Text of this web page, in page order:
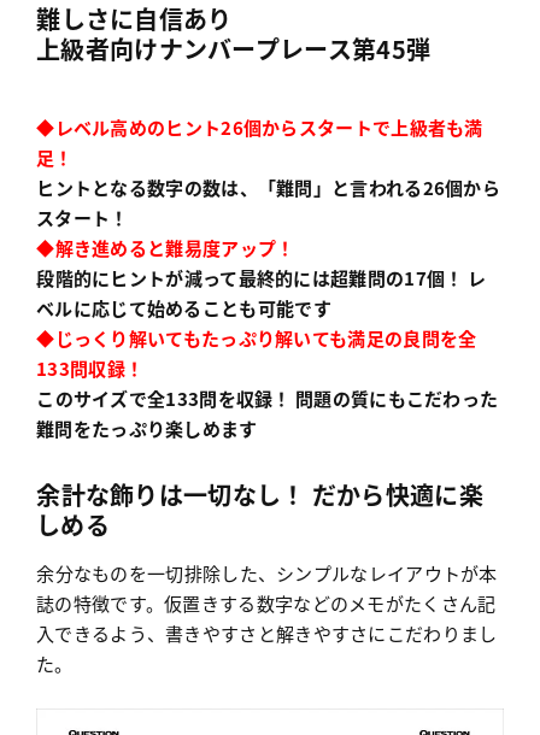
難しさに自信あり
上級者向けナンバープレース第45弾
◆レベル高めのヒント26個からスタートで上級者も満
足！
ヒントとなる数字の数は、「難問」と言われる26個から
スタート！
◆解き進めると難易度アップ！
段階的にヒントが減って最終的には超難問の17個！ レ
ベルに応じて始めることも可能です
◆じっくり解いてもたっぷり解いても満足の良問を全
133問収録！
このサイズで全133問を収録！ 問題の質にもこだわった
難問をたっぷり楽しめます
余計な飾りは一切なし！ だから快適に楽
しめる
余分なものを一切排除した、シンプルなレイアウトが本
誌の特徴です。仮置きする数字などのメモがたくさん記
入できるよう、書きやすさと解きやすさにこだわりまし
た。